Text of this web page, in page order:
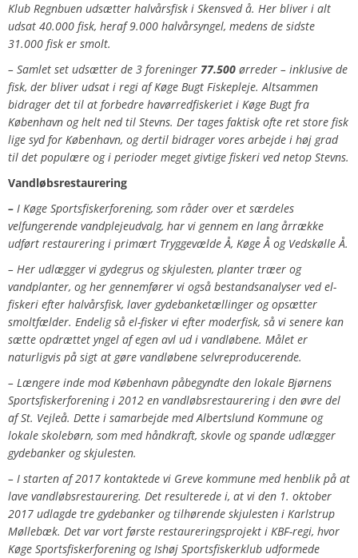
Klub Regnbuen udsætter halvårsfisk i Skensved å. Her bliver i alt
udsat 40.000 fisk, heraf 9.000 halvårsyngel, medens de sidste
31.000 fisk er smolt.
– Samlet set udsætter de 3 foreninger 77.500 ørreder – inklusive de
fisk, der bliver udsat i regi af Køge Bugt Fiskepleje. Altsammen
bidrager det til at forbedre havørredfiskeriet i Køge Bugt fra
København og helt ned til Stevns. Der tages faktisk ofte ret store fisk
lige syd for København, og dertil bidrager vores arbejde i høj grad
til det populære og i perioder meget givtige fiskeri ved netop Stevns.
Vandløbsrestaurering
– I Køge Sportsfiskerforening, som råder over et særdeles
velfungerende vandplejeudvalg, har vi gennem en lang årrække
udført restaurering i primært Tryggevælde Å, Køge Å og Vedskølle Å.
– Her udlægger vi gydegrus og skjulesten, planter træer og
vandplanter, og her gennemfører vi også bestandsanalyser ved el-
fiskeri efter halvårsfisk, laver gydebanketællinger og opsætter
smoltfælder. Endelig så el-fisker vi efter moderfisk, så vi senere kan
sætte opdrættet yngel af egen avl ud i vandløbene. Målet er
naturligvis på sigt at gøre vandløbene selvreproducerende.
– Længere inde mod København påbegyndte den lokale Bjørnens
Sportsfiskerforening i 2012 en vandløbsrestaurering i den øvre del
af St. Vejleå. Dette i samarbejde med Albertslund Kommune og
lokale skolebørn, som med håndkraft, skovle og spande udlægger
gydebanker og skjulesten.
– I starten af 2017 kontaktede vi Greve kommune med henblik på at
lave vandløbsrestaurering. Det resulterede i, at vi den 1. oktober
2017 udlagde tre gydebanker og tilhørende skjulesten i Karlstrup
Møllebæk. Det var vort første restaureringsprojekt i KBF-regi, hvor
Køge Sportsfiskerforening og Ishøj Sportsfiskerklub udformede